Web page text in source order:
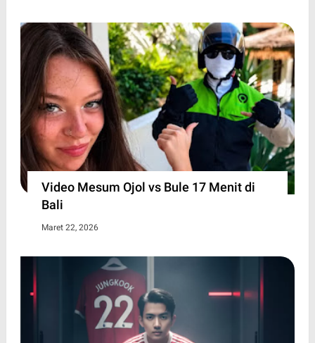
Video Mesum Ojol vs Bule 17 Menit di
Bali
Maret 22, 2026